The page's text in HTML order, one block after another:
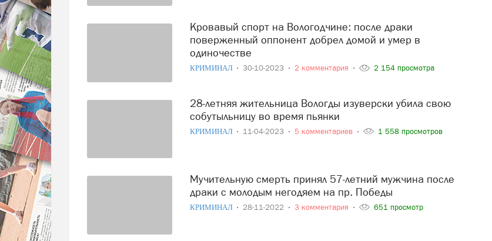
Кровавый спорт на Вологодчине: после драки
поверженный оппонент добрел домой и умер в
одиночестве
КРИМИНАЛ 30-10-2023 2 комментария 2 154 просмотра
28-летняя жительница Вологды изуверски убила свою
собутыльницу во время пьянки
КРИМИНАЛ 11-04-2023 5 комментариев 1 558 просмотров
Мучительную смерть принял 57-летний мужчина после
драки с молодым негодяем на пр. Победы
КРИМИНАЛ 28-11-2022 3 комментария 651 просмотр